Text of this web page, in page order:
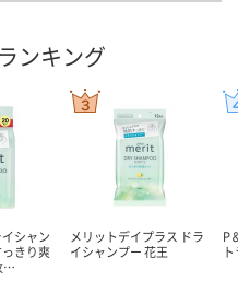
ンキング
シャン
きり爽
…
メリットデイプラス ドラ
イシャンプー 花王
P